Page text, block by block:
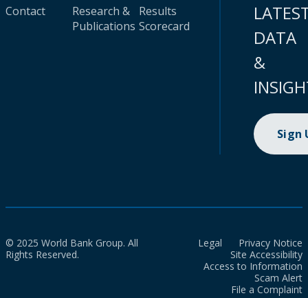
Contact
Research &
Publications
Results
Scorecard
DATA
&
Sign
© 2025 World Bank Group. All
Rights Reserved.
Legal
Privacy Notice
Site Accessibility
Access to Information
Scam Alert
File a Complaint